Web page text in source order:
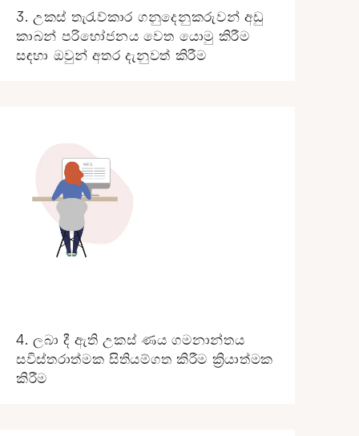
3. උකස් තැරැව්කාර ගනුදෙනුකරුවන් අඩු
කාබන් පරිභෝජනය වෙත යොමු කිරීම
සඳහා ඔවුන් අතර දැනුවත් කිරීම
4. ලබා දී ඇති උකස් ණය ගමනාන්තය
සවිස්තරාත්මක සිතියම්ගත කිරීම ක්‍රියාත්මක
කිරීම